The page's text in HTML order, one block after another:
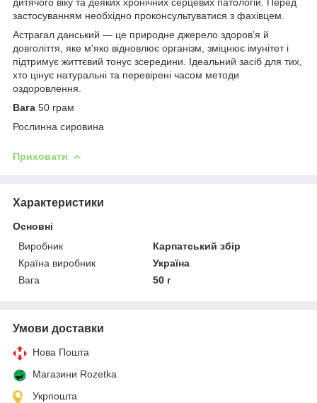
застосуванням необхідно проконсультуватися з фахівцем.
Астрагал данський — це природне джерело здоров'я й
довголіття, яке м'яко відновлює організм, зміцнює імунітет і
підтримує життєвий тонус зсередини. Ідеальний засіб для тих,
хто цінує натуральні та перевірені часом методи
оздоровлення.
Вага 50 грам
Рослинна сировина
Приховати
Характеристики
Основні
Виробник
Карпатський збір
Країна виробник
Україна
Вага
50 г
Умови доставки
Нова Пошта
Магазини Rozetka
Укрпошта